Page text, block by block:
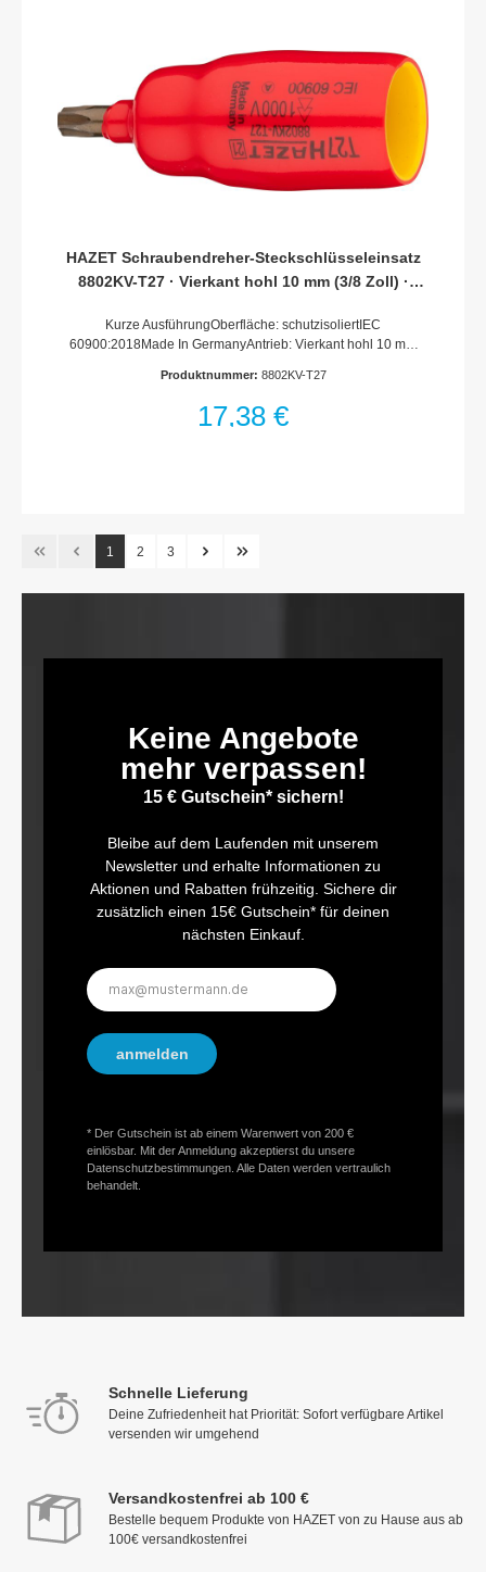
HAZET Schraubendreher-Steckschlüsseleinsatz
8802KV-T27 · Vierkant hohl 10 mm (3/8 Zoll) ·
Kurze AusführungOberfläche: schutzisoliertIEC
60900:2018Made In GermanyAntrieb: Vierkant hohl 10 mm
T27Abmessungen / Länge: 59.5 mmLänge l1: 12.5
Produktnummer: 8802KV-T27
17,38 €
1 2 3
Keine Angebote
mehr verpassen!
15 € Gutschein* sichern!
Bleibe auf dem Laufenden mit unserem
Newsletter und erhalte Informationen zu
Aktionen und Rabatten frühzeitig. Sichere dir
zusätzlich einen 15€ Gutschein* für deinen
nächsten Einkauf.
E-
Mail-
Adresse*
anmelden
* Der Gutschein ist ab einem Warenwert von 200 €
einlösbar. Mit der Anmeldung akzeptierst du unsere
Datenschutzbestimmungen. Alle Daten werden vertraulich
behandelt.
Schnelle Lieferung
Deine Zufriedenheit hat Priorität: Sofort verfügbare Artikel
versenden wir umgehend
Versandkostenfrei ab 100 €
Bestelle bequem Produkte von HAZET von zu Hause aus ab
100€ versandkostenfrei